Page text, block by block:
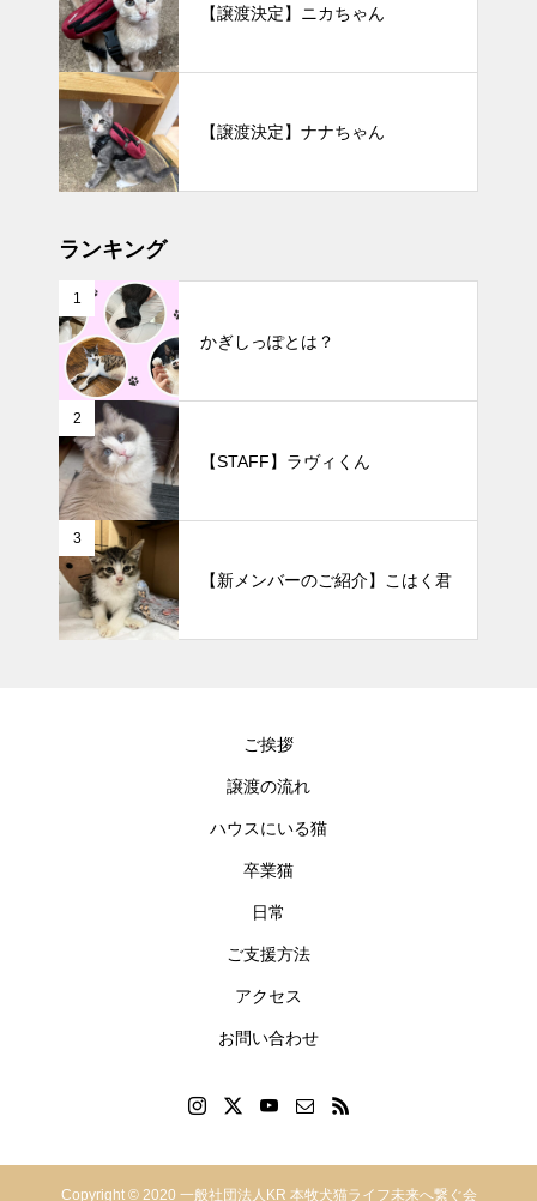
【譲渡決定】ニカちゃん
【譲渡決定】ナナちゃん
ランキング
1
かぎしっぽとは？
2
【STAFF】ラヴィくん
3
【新メンバーのご紹介】こはく君
ご挨拶
譲渡の流れ
ハウスにいる猫
卒業猫
日常
ご支援方法
アクセス
お問い合わせ
Copyright © 2020 一般社団法人KR 本牧犬猫ライフ未来へ繋ぐ会
神奈川県横浜市中区本郷町